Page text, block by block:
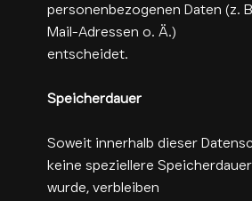
personenbezogenen Daten (z.
Mail-Adressen o. Ä.)
entscheidet.
Speicherdauer
Soweit innerhalb dieser
keine speziellere
wurde, verbleiben